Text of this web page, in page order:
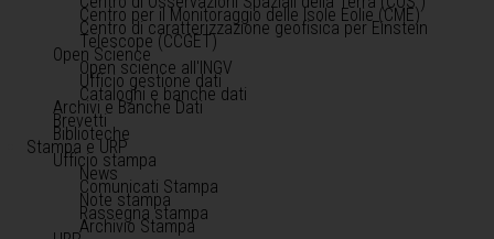
Centro per il Monitoraggio delle Isole Eolie (CME)
Centro di caratterizzazione geofisica per Einstein
Telescope (CCGET)
Open Science
Open science all'INGV
Ufficio gestione dati
Cataloghi e banche dati
Archivi e Banche Dati
Brevetti
Biblioteche
Stampa e URP
Ufficio stampa
News
Comunicati Stampa
Note stampa
Rassegna stampa
Archivio Stampa